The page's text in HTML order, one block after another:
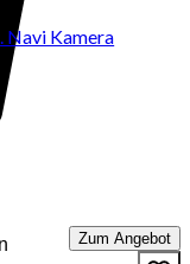
Navi Kamera
Zum Angebot